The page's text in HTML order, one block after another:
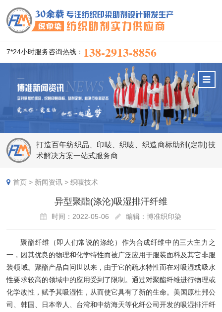
7*24小时服务咨询热线： 138-2913-8856
打造百年纺织品、印唛、织唛、织造商标助剂(定制)技
术解决方案一站式服务商
首页 > 新闻资讯 >织唛技术
异型聚酯(涤沦)吸湿排汗纤维
时间：2022-05-06 编辑：博准织印染
聚酯纤维（即人们常说的涤纶）作为合成纤维中的三大主力之
一，因其优良的物理和化学特性而被广泛应用于服装面料及其它非服
装领域。聚酯产品自问世以来，由于它的疏水特性而在对吸湿或吸水
性要求较高的领域中的应用受到了限制。通过对聚酯纤维进行物理或
化学改性，赋予其吸湿性，从而使它具有了新的生命。美国原杜邦公
司、韩国、日本帝人、台湾和中纺海天等化纤公司开发的吸湿排汗纤